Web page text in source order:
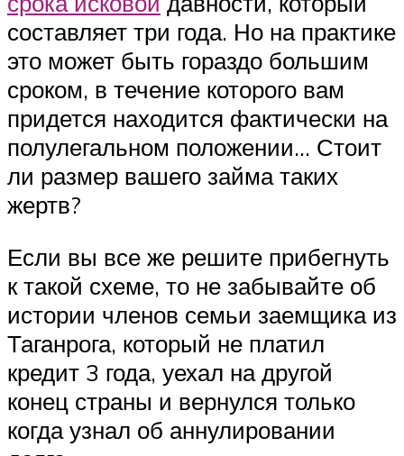
составляет три года. Но на практике
это может быть гораздо большим
сроком, в течение которого вам
придется находится фактически на
полулегальном положении… Стоит
ли размер вашего займа таких
жертв?
Если вы все же решите прибегнуть
к такой схеме, то не забывайте об
истории членов семьи заемщика из
Таганрога, который не платил
кредит 3 года, уехал на другой
конец страны и вернулся только
когда узнал об аннулировании